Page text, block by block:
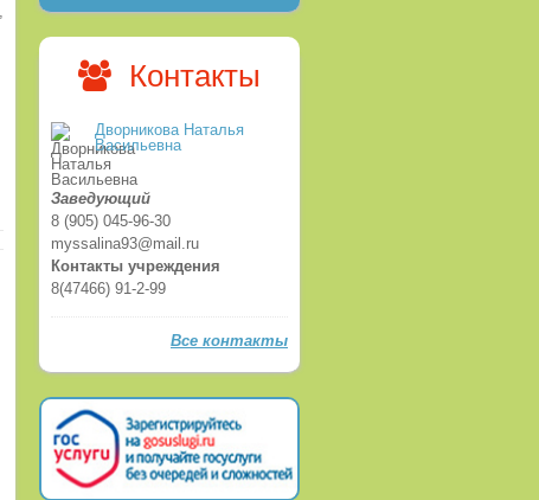
Контакты
Дворникова Наталья
Васильевна
Заведующий
8 (905) 045-96-30
myssalina93@mail.ru
Контакты учреждения
8(47466) 91-2-99
Все контакты